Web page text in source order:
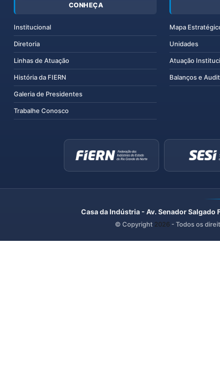
CONHEÇA
Institucional
Diretoria
Linhas de Atuação
História da FIERN
Galeria de Presidentes
Trabalhe Conosco
Mapa
Unidades
Atuação
Balanços e
Casa da Indústria - Av. Senador
© Copyright 2026 - Todos os